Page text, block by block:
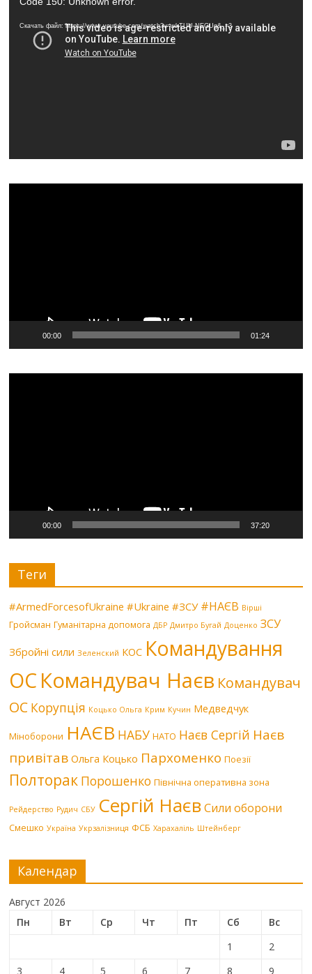
Скачать файл: https://www.youtube.com/watch?v=wkTUU-NEGUg&_=3
00:00 01:24
00:00 37:20
Теги
#ArmedForcesofUkraine #Ukraine #ЗСУ #НАЄВ Вірші
Гройсман Гуманітарна допомога ДБР Дмитро Бугай Доценко ЗСУ
Збройні сили Зеленский КОС Командування
ОС Командувач Наєв Командувач
ОС Корупція Коцько Ольга Крим Кучин Медведчук
Міноборони НАЄВ НАБУ НАТО Наєв Сергій Наєв
привітав Ольга Коцько Пархоменко Поезії
Полторак Порошенко Північна оперативна зона
Рейдерство Рудич СБУ Сергій Наєв Сили оборони
Смешко Україна Укрзалізниця ФСБ Харахаліль Штейнберг
Календар
Август 2026
Пн
Вт Ср Чт Пт Сб
Вс
1
2
3
4 5 6 7 8 9